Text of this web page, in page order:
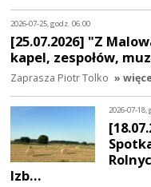
2026-07-25, godz. 06:00
[25.07.2026] "Z
kapel, zespołów,
Zaprasza Piotr Tolko »
2026-07-18,
Izb…